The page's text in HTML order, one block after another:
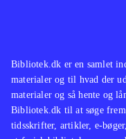
det spolerer ikke
helhedsindtryk.
Bibliotek.dk er en samlet
materialer og til hvad der
materialer og så hente og
Bibliotek.dk til at søge
tidsskrifter, artikler, e-